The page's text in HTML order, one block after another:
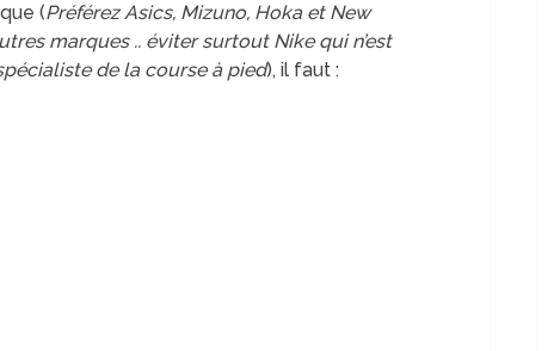
(Préférez Asics, Mizuno, Hoka et New
marques .. éviter surtout Nike qui n’est
de la course à pied), il faut :